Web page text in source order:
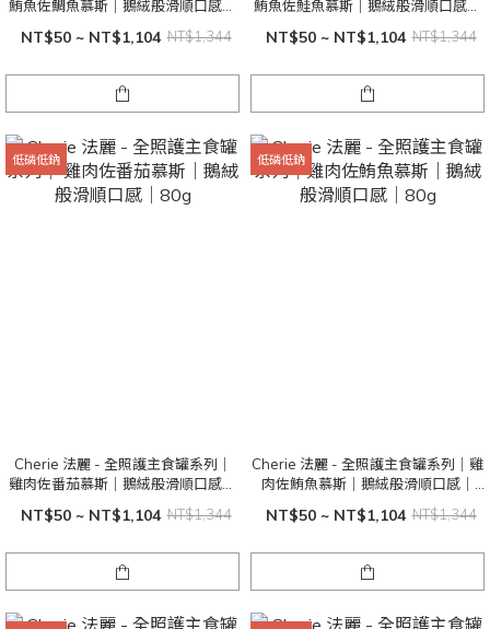
鮪魚佐鯛魚慕斯｜鵝絨般滑順口感｜
NT$50 ~ NT$1,104 NT$1,344
鮪魚佐鮭魚慕斯｜鵝絨般滑順口感｜
NT$50 ~ NT$1,104 NT$1,344
低磷低鈉
Cherie 法麗 - 全照護主食罐系列｜
雞肉佐番茄慕斯｜鵝絨般滑順口感｜
80g
NT$50 ~ NT$1,104 NT$1,344
低磷低鈉
Cherie 法麗 - 全照護主食罐系列｜雞
肉佐鮪魚慕斯｜鵝絨般滑順口感｜
80g
NT$50 ~ NT$1,104 NT$1,344